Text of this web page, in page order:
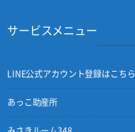
サービスメニュー
LINE公式アカウント登録はこちら
あっこ助産所